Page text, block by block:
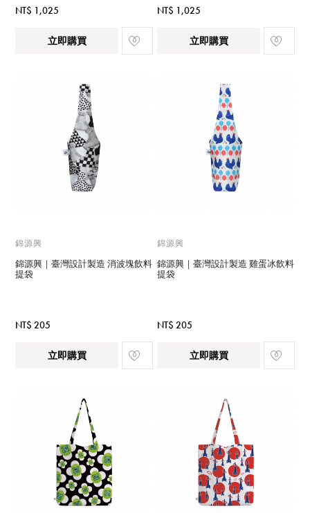
NT$ 1,025
立即購買
NT$ 1,025
立即購買
錦源興
錦源興｜臺灣設計製造 消波塊飲料
提袋
NT$ 205
立即購買
錦源興
錦源興｜臺灣設計製造 雞蛋冰飲料
提袋
NT$ 205
立即購買